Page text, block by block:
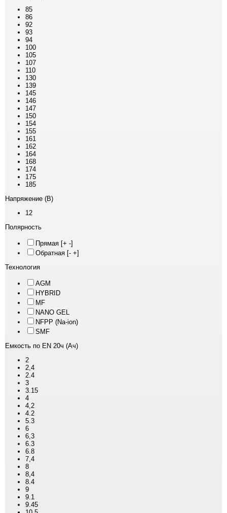
85
86
92
93
94
100
105
107
110
130
139
145
146
147
150
154
155
161
162
164
168
174
175
185
Напряжение (В)
12
Полярность
Прямая [+ -]
Обратная [- +]
Технология
AGM
HYBRID
MF
NANO GEL
NFPP (Na-ion)
SMF
Емкость по EN 20ч (Ач)
2
2,4
2.4
3
3.15
4
4,2
4.2
5.3
6
6,3
6.3
6.8
7,4
8
8,4
8.4
9
9.1
9.45